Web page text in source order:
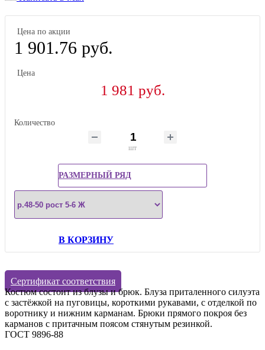
Цена по акции
1 901.76 руб.
Цена
1 981 руб.
Количество
шт
РАЗМЕРНЫЙ РЯД
В КОРЗИНУ
Сертификат соответствия
Костюм состоит из блузы и брюк. Блуза приталенного силуэта
с застёжкой на пуговицы, короткими рукавами, с отделкой по
воротнику и нижним карманам. Брюки прямого покроя без
карманов с притачным поясом стянутым резинкой.
ГОСТ 9896-88